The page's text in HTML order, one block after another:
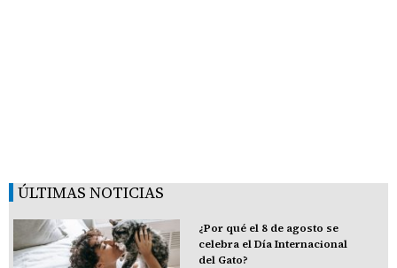
ÚLTIMAS NOTICIAS
¿Por qué el 8 de agosto se
celebra el Día Internacional
del Gato?